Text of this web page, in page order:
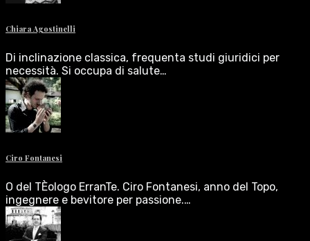
Chiara Agostinelli
Di inclinazione classica, frequenta studi giuridici per
necessità. Si occupa di salute…
Ciro Fontanesi
O del TÈologo ErranTe. Ciro Fontanesi, anno del Topo,
ingegnere e bevitore per passione.…